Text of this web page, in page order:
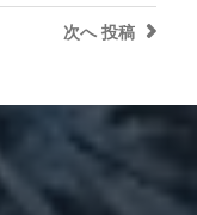
次へ 投稿